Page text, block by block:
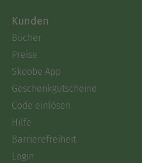
Kunden
Bücher
Preise
Skoobe App
Geschenkgutscheine
Code einlösen
Hilfe
Barrierefreiheit
Login